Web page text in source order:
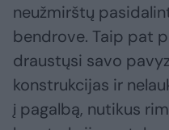
neužmirštų
bendrove. Taip pat
draustųsi savo
konstrukcijas ir
į pagalbą, nutikus